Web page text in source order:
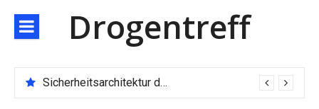
zum
Inhalt
Drogentreff
Sicherheitsarchitektur der nächsten Generation: JARXE kombiniert Multi-Wallet und MPC als Schutzschild für digitales Vertrauen